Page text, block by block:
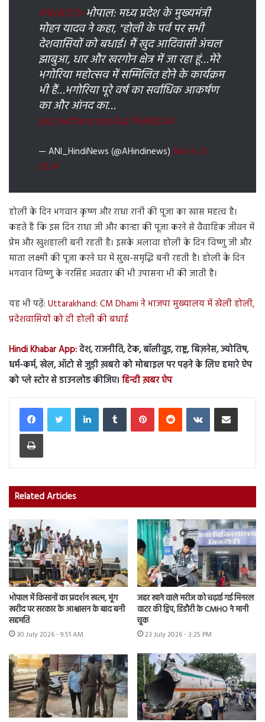
#WATCHभोपाल: मध्य प्रदेश के मुख्यमंत्री
मोहन यादव ने कहा, "होली के पर्व पर सभी
देशवासियों को बधाई। मैं खुद आदिवासी अंचल
झाबुआ, धार और खरगोन क्षेत्र में जा रहा हूं…मेरे
भगोरिया महोत्सव में सम्मिलित होने के कार्यक्रम
भी हैं…भगोरिया पूरे वर्ष का सर्वाधिक आकर्षण
का और आंनद का…
pic.twitter.com/luz7HABzU4
— ANI_HindiNews (@AHindinews) March 23,
2024
होली के दिन भगवान कृष्ण और राधा रानी की पूजा का खास महत्व है।
कहते हैं कि इस दिन राधा जी और कान्हा की पूजा करने से वैवाहिक जीवन में
प्रेम और खुशहाली बनी रहती है। इसके अलावा होली के दिन विष्णु जी और
माता लक्ष्मी की पूजा करने घर में सुख-समृद्धि बनी रहती है। होली के दिन
भगवान विष्णु के नरसिंह अवतार की भी उपासना भी की जाती है।
यह भी पढ़ें: Uttarakhand: CM Dhami ने भाजपा मुख्यालय में खेली होली,
प्रदेशवासियों को दी होली की बधाई
Hindi Khabar App:देश, राजनीति, टेक, बॉलीवुड, राष्ट्र, बिज़नेस, ज्योतिष,
धर्म-कर्म, खेल, ऑटो से जुड़ी ख़बरो को मोबाइल पर पढ़ने के लिए हमारे ऐप
को प्ले स्टोर से डाउनलोड कीजिए। हिन्दी ख़बरऐप
LinkedInTumblr PinterestReddit VKontakteShare via Email
Print
Related Articles
भोपाल में किसानों का प्रदर्शन खत्म, मूंग
खरीद पर सरकार के आश्वासन के बाद बनी
सहमति
30 July 2026 - 9:51 AM
जहर खाने वाले मरीज को चढ़ाई गई मिनरल
वाटर की ड्रिप, डिंडौरी के CMHO ने मानी
चूक
23 July 2026 - 3:25 PM